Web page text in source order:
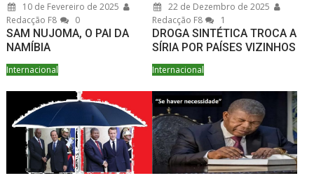
10 de Fevereiro de 2025
Redacção F8
0
SAM NUJOMA, O PAI DA
NAMÍBIA
Internacional
22 de Dezembro de 2025
Redacção F8
1
DROGA SINTÉTICA TROCA A
SÍRIA POR PAÍSES VIZINHOS
Internacional